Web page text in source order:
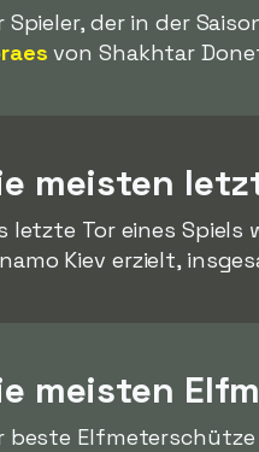
Spieler, der in der
von Shakhtar
meisten
letzte Tor eines
Kiev erzielt,
meisten
beste Elfmeterschütze